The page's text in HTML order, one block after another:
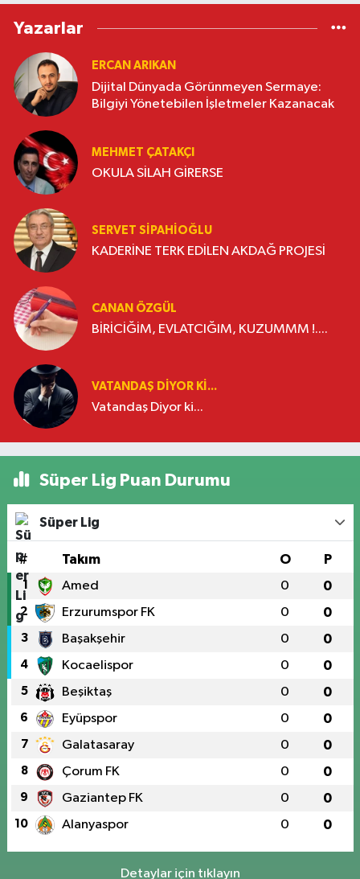
Yazarlar
ERCAN ARIKAN
Dijital Dünyada Görünmeyen Sermaye:
Bilgiyi Yönetebilen İşletmeler Kazanacak
MEHMET ÇATAKÇI
OKULA SİLAH GİRERSE
SERVET SİPAHİOĞLU
KADERİNE TERK EDİLEN AKDAĞ PROJESİ
CANAN ÖZGÜL
BİRİCİĞİM, EVLATCIĞIM, KUZUMMM !....
VATANDAŞ DIYOR KI...
Vatandaş Diyor ki...
Süper Lig Puan Durumu
Süper Lig
# Takım O P
1 Amed 0 0
2 Erzurumspor FK 0 0
3 Başakşehir 0 0
4 Kocaelispor 0 0
5 Beşiktaş 0 0
6 Eyüpspor 0 0
7 Galatasaray 0 0
8 Çorum FK 0 0
9 Gaziantep FK 0 0
10 Alanyaspor 0 0
Detaylar için tıklayın